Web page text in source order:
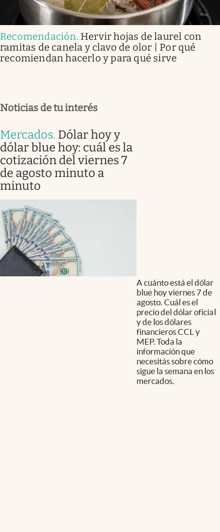
Recomendación. Hervir hojas de laurel con
ramitas de canela y clavo de olor | Por qué
recomiendan hacerlo y para qué sirve
Noticias de tu interés
Mercados. Dólar hoy y
dólar blue hoy: cuál es la
cotización del viernes 7
de agosto minuto a
minuto
A cuánto está el dólar
blue hoy viernes 7 de
agosto. Cuál es el
precio del dólar oficial
y de los dólares
financieros CCL y
MEP. Toda la
información que
necesitás sobre cómo
sigue la semana en los
mercados.